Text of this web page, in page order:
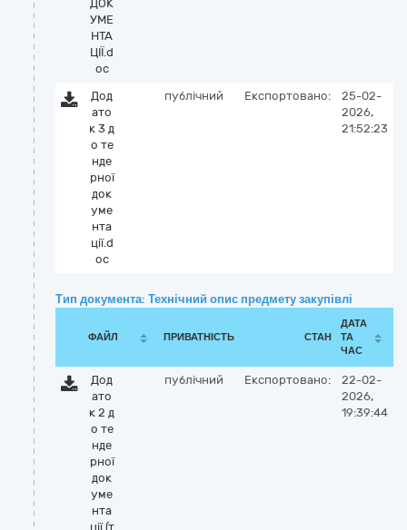
ДОК
УМЕ
НТА
ЦІЇ.d
oc
Дод
ато
к 3 д
о те
нде
рної
док
уме
нта
ції.d
oc
публічний Експортовано:
25-02-
2026,
21:52:23
Тип документа: Технічний опис предмету закупівлі
ФАЙЛ ПРИВАТНІСТЬ СТАН
ДАТА
ТА
ЧАС
Дод
ато
к 2 д
о те
нде
рної
док
уме
нта
ції (т
публічний Експортовано:
22-02-
2026,
19:39:44